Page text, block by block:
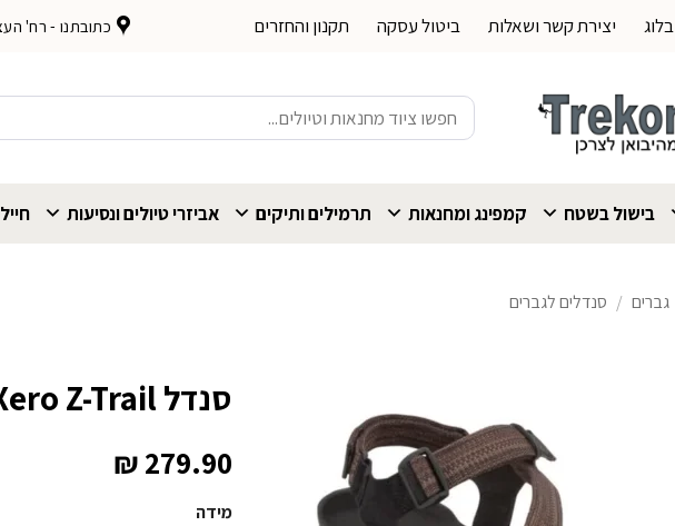
בלוג יצירת קשר ושאלות ביטול עסקה תקנון והחזרים כתובתנו - רח' העצמאות
חיפוש
עבור:
בישול בשטח קמפינג ומחנאות תרמילים ותיקים אביזרי טיולים ונסיעות
גברים / סנדלים לגברים
סנדל Xero Z-Trail חום מולטי גברים
₪279.90
מידה